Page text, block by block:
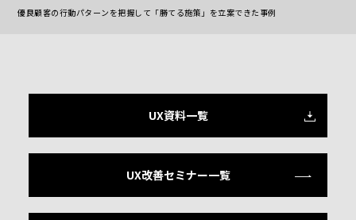
優良顧客の行動パターンを把握して「勝てる施策」を立案できた事例
UX資料一覧
UX改善セミナー一覧